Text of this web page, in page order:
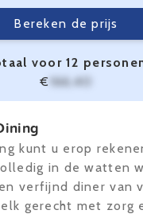
Bereken de prijs
voor 12
€ 166,40
kunt u erop
in de watten
verfijnd diner van
elk gerecht met zorg